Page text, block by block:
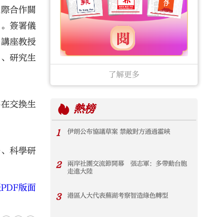
合作關
簽署儀
座教授
研究生
交換生
科學研
版面
了解更多
熱榜
1 伊朗公布協議草案 禁敵對方通過霍峽
2
兩岸社團交流節開幕 張志軍：多帶動台胞
走進大陸
3 港區人大代表蕪湖考察智造綠色轉型